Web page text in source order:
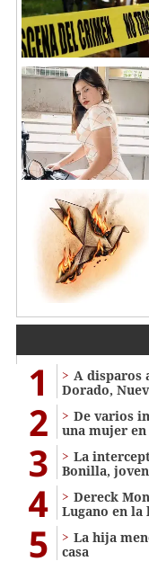
1
A disparos
Dorado,
2
De varios
una mujer
3
La
Bonilla,
4
Dereck
Lugano en la
5
La hija
casa